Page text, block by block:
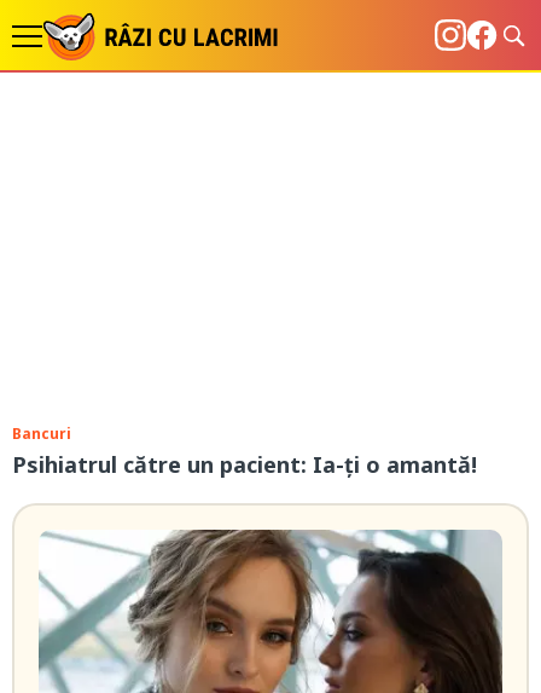
Bancuri
Psihiatrul către un pacient: Ia-ți o amantă!